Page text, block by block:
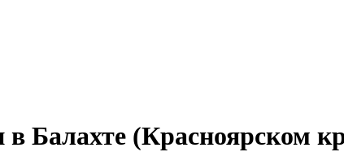
Балахте (Красноярском